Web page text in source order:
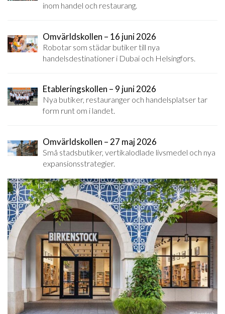
inom handel och restaurang.
Omvärldskollen – 16 juni 2026
Robotar som städar butiker till nya
handelsdestinationer i Dubai och Helsingfors.
Etableringskollen – 9 juni 2026
Nya butiker, restauranger och handelsplatser tar
form runt om i landet.
Omvärldskollen – 27 maj 2026
Små stadsbutiker, vertikalodlade livsmedel och nya
expansionsstrategier.